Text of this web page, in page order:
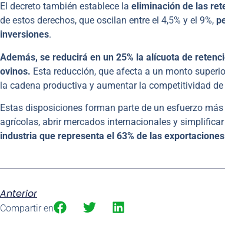
El decreto también establece la eliminación de las
de estos derechos, que oscilan entre el 4,5% y el 9%,
inversiones.
Además, se reducirá en un 25% la alícuota de
ovinos. Esta reducción, que afecta a un monto
la cadena productiva y aumentar la competitividad
Estas disposiciones forman parte de un esfuerzo
agrícolas, abrir mercados internacionales y
industria que representa el 63% de las
Anterior
Compartir en